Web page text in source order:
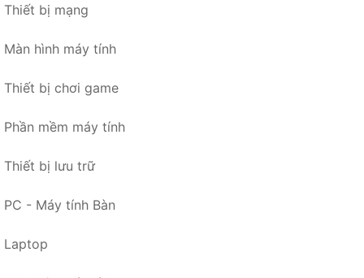
Thiết bị mạng
Màn hình máy tính
Thiết bị chơi game
Phần mềm máy tính
Thiết bị lưu trữ
PC - Máy tính Bàn
Laptop